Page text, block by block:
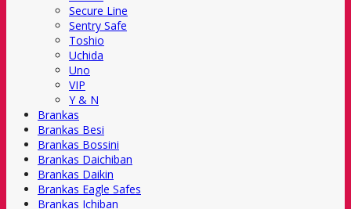
Secure Line
Sentry Safe
Toshio
Uchida
Uno
VIP
Y & N
Brankas
Brankas Besi
Brankas Bossini
Brankas Daichiban
Brankas Daikin
Brankas Eagle Safes
Brankas Ichiban